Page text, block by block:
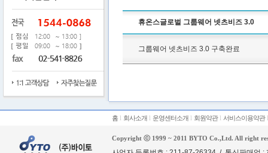
휴온스글로벌 그룹웨어 넷츠비즈 3.0
그룹웨어 넷츠비즈 3.0 구축완료
홈 l 회사소개 l 운영센터소개 l 회원약관l 서비스이용약관
Copyright ⓒ 1999 ~ 2011 BYTO Co.,Ltd. All right